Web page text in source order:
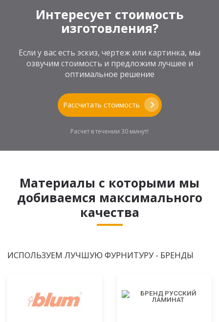
Интересует стоимость
изготовления?
Если у вас есть эскиз, чертеж или картинка, мы
озвучим стоимость и предложим лучшее и
оптимальное решение
Рассчитать стоимость
Расчет в течении 30 минут!
Материалы с которыми мы
добиваемся максимального
качества
ИСПОЛЬЗУЕМ ЛУЧШУЮ ФУРНИТУРУ - БРЕНДЫ